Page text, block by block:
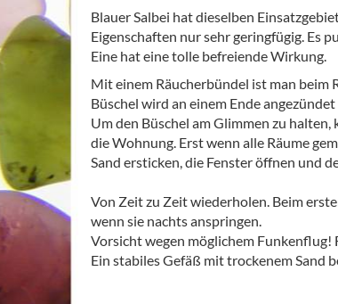
Blauer Salbei hat dieselben
Eigenschaften nur sehr geringfügig. Es
Eine hat eine tolle befreiende Wirkung.
Mit einem Räucherbündel ist man beim
Büschel wird an einem Ende
Um den Büschel am Glimmen zu
die Wohnung. Erst wenn alle Räume
Sand ersticken, die Fenster öffnen und
Von Zeit zu Zeit wiederholen. Beim
wenn sie nachts anspringen.
Vorsicht wegen möglichem Funkenflug!
Ein stabiles Gefäß mit trockenem Sand